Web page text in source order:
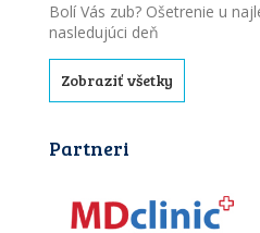
Bolí Vás zub? Ošetrenie u
nasledujúci deň
Zobraziť všetky
Partneri